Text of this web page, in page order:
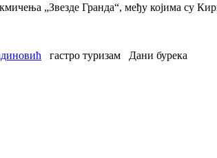
„Звезде Гранда“, међу којима су
гастро туризам
Дани бурека